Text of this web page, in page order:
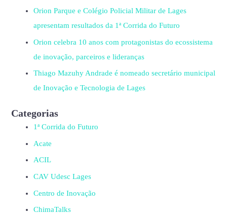
Orion Parque e Colégio Policial Militar de Lages
apresentam resultados da 1ª Corrida do Futuro
Orion celebra 10 anos com protagonistas do ecossistema
de inovação, parceiros e lideranças
Thiago Mazuhy Andrade é nomeado secretário municipal
de Inovação e Tecnologia de Lages
Categorias
1ª Corrida do Futuro
Acate
ACIL
CAV Udesc Lages
Centro de Inovação
ChimaTalks